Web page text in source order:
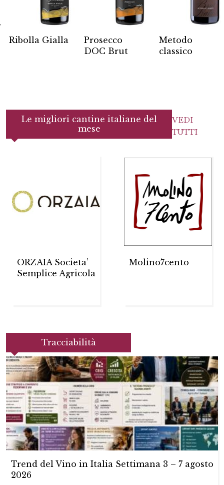
Ribolla Gialla
Prosecco
DOC Brut
Metodo
classico
Le migliori cantine italiane del
mese
VEDI
TUTTI
ORZAIA Societa’
Semplice Agricola
Molino7cento
Tracciabilità
Trend del Vino in Italia Settimana 3 – 7 agosto
2026